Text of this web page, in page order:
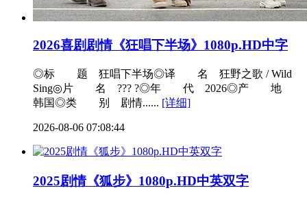
2026喜剧剧情《狂唱下半场》1080p.HD中字
◎标 题 狂唱下半场◎译 名 狂野之歌 / Wild
Sing◎片 名 ??? ?◎年 代 2026◎产 地
韩国◎类 别 剧情...... [详细]
2026-08-06 07:08:44
2025剧情《狐步》1080p.HD中英双字